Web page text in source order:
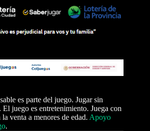
es parte del juego. Jugar sin
juego es entretenimiento. Juega con
venta a menores de edad. Apoyo
.